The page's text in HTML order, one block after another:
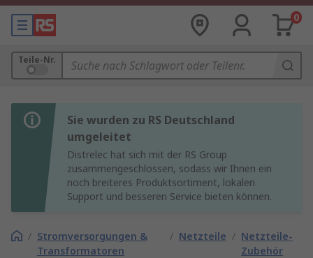
0
Teile-Nr.
Sie wurden zu RS Deutschland
umgeleitet
Distrelec hat sich mit der RS Group
zusammengeschlossen, sodass wir Ihnen ein
noch breiteres Produktsortiment, lokalen
Support und besseren Service bieten können.
/ Stromversorgungen &
Transformatoren
/ Netzteile / Netzteile-
Zubehör